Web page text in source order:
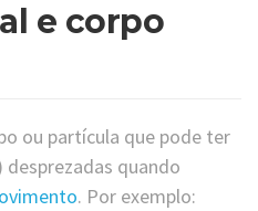
e corpo
ou partícula que pode ter
quando
. Por exemplo: